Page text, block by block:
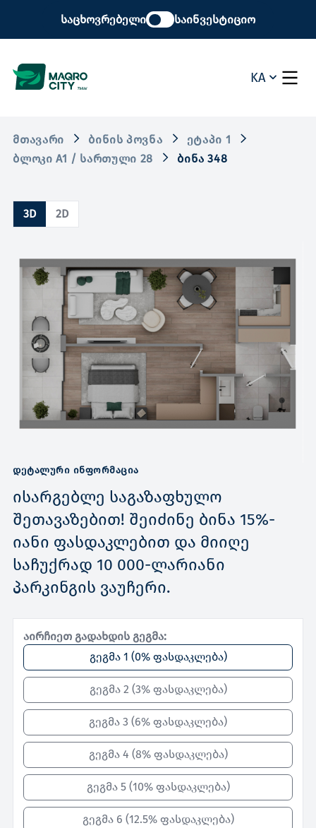
საცხოვრებელი საინვესტიციო
KA
ᲛᲗᲐᲕᲐᲠᲘ ᲑᲘᲜᲘᲡ ᲞᲝᲕᲜᲐ
ᲔᲢᲐᲞᲘ 1
ᲑᲚᲝᲙᲘ A1 / ᲡᲐᲠᲗᲣᲚᲘ 28
ᲑᲘᲜᲐ 348
3D 2D
ᲓᲔᲢᲐᲚᲣᲠᲘ ᲘᲜᲤᲝᲠᲛᲐᲪᲘᲐ
ისარგებლე საგაზაფხულო
შეთავაზებით! შეიძინე ბინა 15%-
იანი ფასდაკლებით და მიიღე
საჩუქრად 10 000-ლარიანი
პარკინგის ვაუჩერი.
აირჩიეთ გადახდის გეგმა:
გეგმა 1 (0% ფასდაკლება)
გეგმა 2 (3% ფასდაკლება)
გეგმა 3 (6% ფასდაკლება)
გეგმა 4 (8% ფასდაკლება)
გეგმა 5 (10% ფასდაკლება)
გეგმა 6 (12.5% ფასდაკლება)